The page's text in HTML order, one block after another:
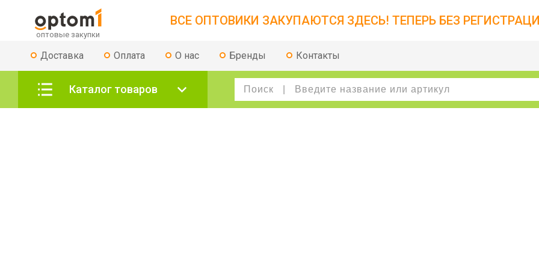
ВСЕ ОПТОВИКИ ЗАКУПАЮТСЯ ЗДЕСЬ! ТЕПЕРЬ БЕЗ
Доставка Оплата О нас Бренды Контакты
Каталог товаров